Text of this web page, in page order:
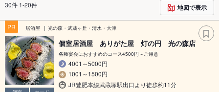
30件 1-20件 地図で表示
PR 居酒屋 光の森・武蔵ヶ丘・清水・大津
個室居酒屋 ありがた屋 灯の円 光の森店
各種宴会におすすめのコース4500円～ご用意
4001～5000円
1001～1500円
JR豊肥本線武蔵塚駅出口より徒歩約11分